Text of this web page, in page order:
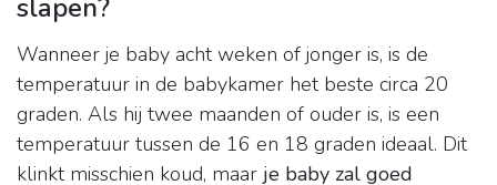
slapen?
Wanneer je baby acht weken of jonger is, is de
temperatuur in de babykamer het beste circa 20
graden. Als hij twee maanden of ouder is, is een
temperatuur tussen de 16 en 18 graden ideaal. Dit
klinkt misschien koud, maar je baby zal goed